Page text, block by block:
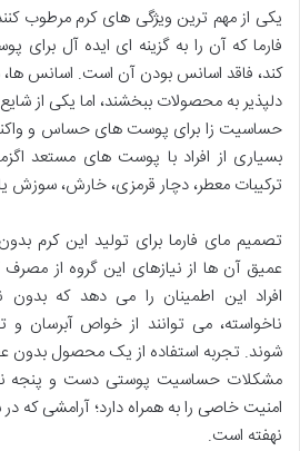
یکی از مهم ترین ویژگی های کرم مرطوب
فارما که آن را به گزینه ای ایده آل
کند، فاقد اسانس بودن آن است. اسانس
دلپذیر به محصولات ببخشند، اما یکی از
حساسیت زا برای پوست های حساس و
بسیاری از افراد با پوست های مستعد
ترکیبات معطر، دچار قرمزی، خارش، سوزش
تصمیم مای فارما برای تولید این کرم
عمیق آن ها از نیازهای این گروه از
افراد این اطمینان را می دهد که بدون
ناخواسته، می توانند از خواص آبرسان
شوند. تجربه استفاده از یک محصول بدون
مشکلات حساسیت پوستی دست و پنجه
امنیت خاصی را به همراه دارد؛ آرامشی که
نهفته است.